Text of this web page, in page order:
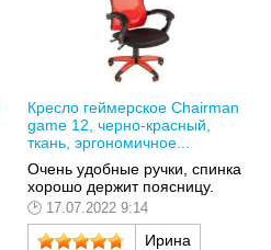
Кресло геймерское Chairman
game 12, черно-красный,
ткань, эргономичное...
Очень удобные ручки, спинка
хорошо держит поясницу.
17.07.2022 9:14
Ирина